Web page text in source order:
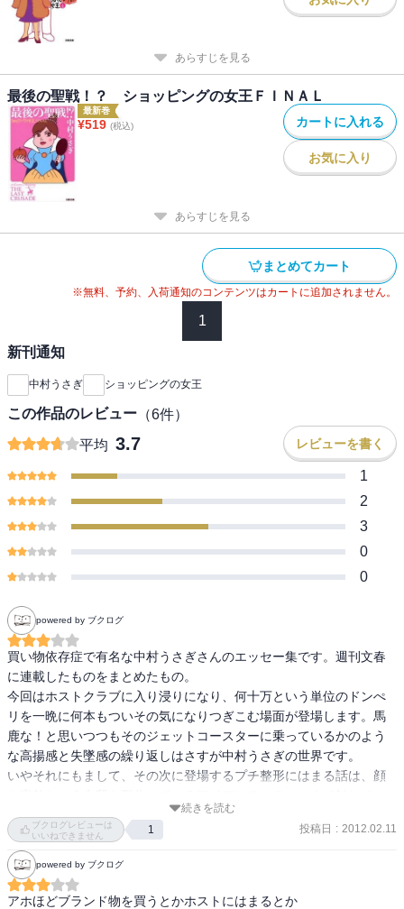
あらすじを見る
最後の聖戦！？ ショッピングの女王ＦＩＮＡＬ
最新巻
¥519 (税込) カートに入れる
お気に入り
あらすじを見る
まとめてカート
※無料、予約、入荷通知のコンテンツはカートに追加されません。
1
新刊通知
中村うさぎ ショッピングの女王
この作品のレビュー （6件）
平均 3.7 レビューを書く
1
2
3
0
0
powered by ブクログ
買い物依存症で有名な中村うさぎさんのエッセー集です。週刊文春
に連載したものをまとめたもの。
今回はホストクラブに入り浸りになり、何十万という単位のドンぺ
リを一晩に何本もついその気になりつぎこむ場面が登場します。馬
鹿な！と思いつつもそのジェットコースターに乗っているかのよう
な高揚感と失墜感の繰り返しはさすが中村うさぎの世界です。
いやそれにもまして、その次に登場するプチ整形にはまる話は、顔
るから読ませます。そもそも依存症になっている彼女が、自分の精
神分析をきちんとしているのは、それで苦しんでいるわけだから当
然といえば当然なのかもしれない。おみそれしました～。
続きを読む
ブクログレビューは
いいねできません
1 投稿日 : 2012.02.11
powered by ブクログ
アホほどブランド物を買うとかホストにはまるとか